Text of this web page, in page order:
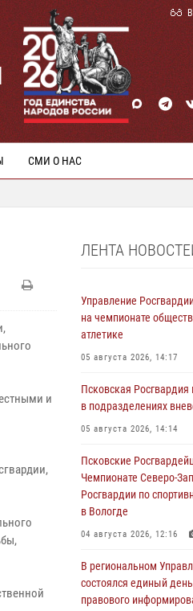
СМИ О НАС
и
ЛЕНТА
Управление
на чемпионате
атлетике
05 августа 2026, 14:17
Псковская
в подразделениях
05 августа 2026, 14:14
Псковские
Чемпионате Северо-
Росгвардии по
в Вологде
04 августа 2026, 12:16
В региональном
состоялся единый
правового